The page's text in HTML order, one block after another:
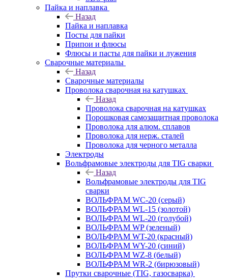
Пайка и наплавка
Назад
Пайка и наплавка
Посты для пайки
Припои и флюсы
Флюсы и пасты для пайки и лужения
Сварочные материалы
Назад
Сварочные материалы
Проволока сварочная на катушках
Назад
Проволока сварочная на катушках
Порошковая самозащитная проволока
Проволока для алюм. сплавов
Проволока для нерж. сталей
Проволока для черного металла
Электроды
Вольфрамовые электроды для TIG сварки
Назад
Вольфрамовые электроды для TIG
сварки
ВОЛЬФРАМ WC-20 (серый)
ВОЛЬФРАМ WL-15 (золотой)
ВОЛЬФРАМ WL-20 (голубой)
ВОЛЬФРАМ WP (зеленый)
ВОЛЬФРАМ WT-20 (красный)
ВОЛЬФРАМ WY-20 (синий)
ВОЛЬФРАМ WZ-8 (белый)
ВОЛЬФРАМ WR-2 (бирюзовый)
Прутки сварочные (TIG, газосварка)